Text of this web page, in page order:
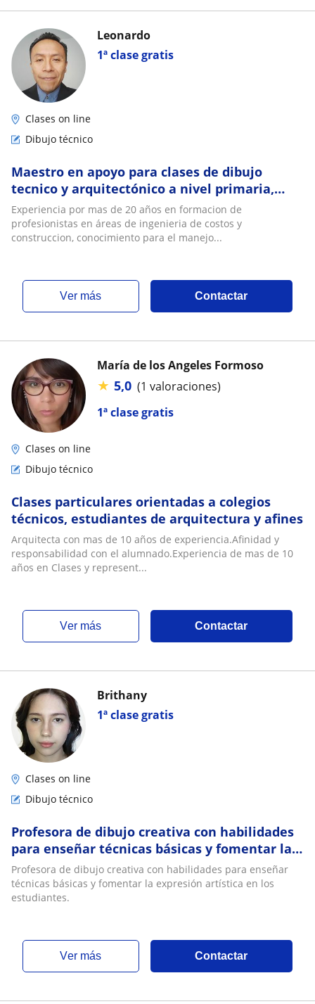
1ª clase gratis
Leonardo
Clases on line
Dibujo técnico
Maestro en apoyo para clases de dibujo
tecnico y arquitectónico a nivel primaria,
secundaria, medio superior y licenciatura
Experiencia por mas de 20 años en formacion de
profesionistas en áreas de ingenieria de costos y
construccion, conocimiento para el manejo...
ver más Contactar
1ª clase gratis
María de los Angeles Formoso
★ 5,0 (1 valoraciones)
Clases on line
Dibujo técnico
Clases particulares orientadas a colegios
técnicos, estudiantes de arquitectura y afines
Arquitecta con mas de 10 años de experiencia.Afinidad y
responsabilidad con el alumnado.Experiencia de mas de 10
años en Clases y represent...
ver más Contactar
1ª clase gratis
Brithany
Clases on line
Dibujo técnico
Profesora de dibujo creativa con habilidades
para enseñar técnicas básicas y fomentar la
expresión artística en los estudiantes
Profesora de dibujo creativa con habilidades para enseñar
técnicas básicas y fomentar la expresión artística en los
estudiantes.
ver más Contactar